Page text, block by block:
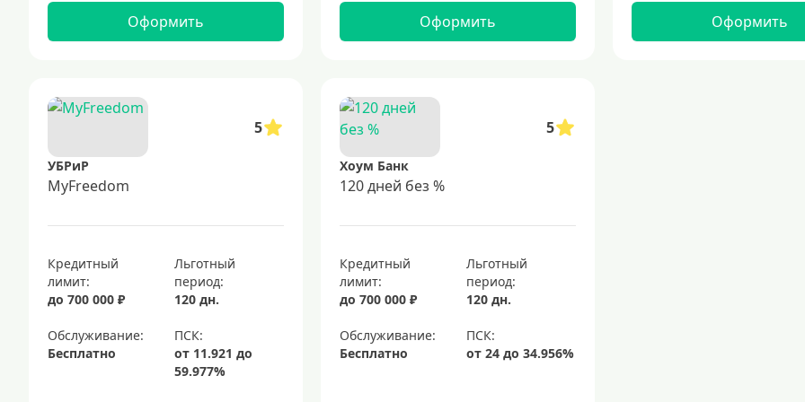
Оформить Оформить Оформить
5
УБРиР
MyFreedom
Кредитный
лимит:
до 700 000 ₽
Льготный
период:
120 дн.
Обслуживание:
Бесплатно
5
Хоум Банк
120 дней без %
Кредитный
лимит:
до 700 000 ₽
Льготный
период:
120 дн.
Обслуживание:
Бесплатно